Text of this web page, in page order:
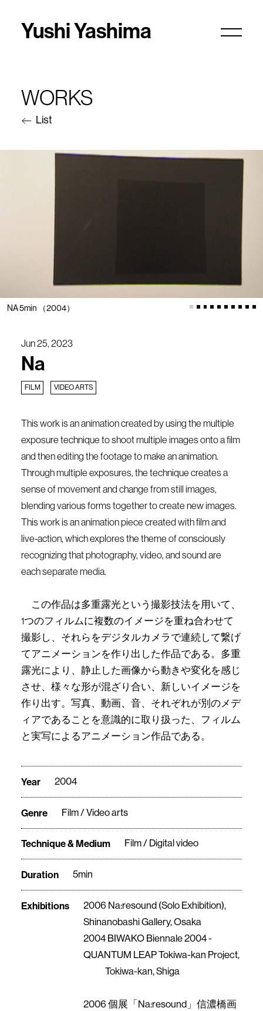
Yushi Yashima
WORKS
List
NA 5min （2004）
Jun 25, 2023
Na
FILM VIDEO ARTS
Year 2004
Genre Film / Video arts
Technique & Medium Film / Digital video
Duration 5min
Exhibitions
2006 Na:resound (Solo Exhibition),
Shinanobashi Gallery, Osaka
2004 BIWAKO Biennale 2004 -
QUANTUM LEAP Tokiwa-kan Project,
Tokiwa-kan, Shiga
2006 個展「Na:resound」信濃橋画
This work is an animation created by using the multiple
exposure technique to shoot multiple images onto a film
and then editing the footage to make an animation.
Through multiple exposures, the technique creates a
sense of movement and change from still images,
blending various forms together to create new images.
This work is an animation piece created with film and
live-action, which explores the theme of consciously
recognizing that photography, video, and sound are
each separate media.
この作品は多重露光という撮影技法を用いて、
1つのフィルムに複数のイメージを重ね合わせて
撮影し、それらをデジタルカメラで連続して繋げ
てアニメーションを作り出した作品である。多重
露光により、静止した画像から動きや変化を感じ
させ、様々な形が混ざり合い、新しいイメージを
作り出す。写真、動画、音、それぞれが別のメデ
ィアであることを意識的に取り扱った、フィルム
と実写によるアニメーション作品である。